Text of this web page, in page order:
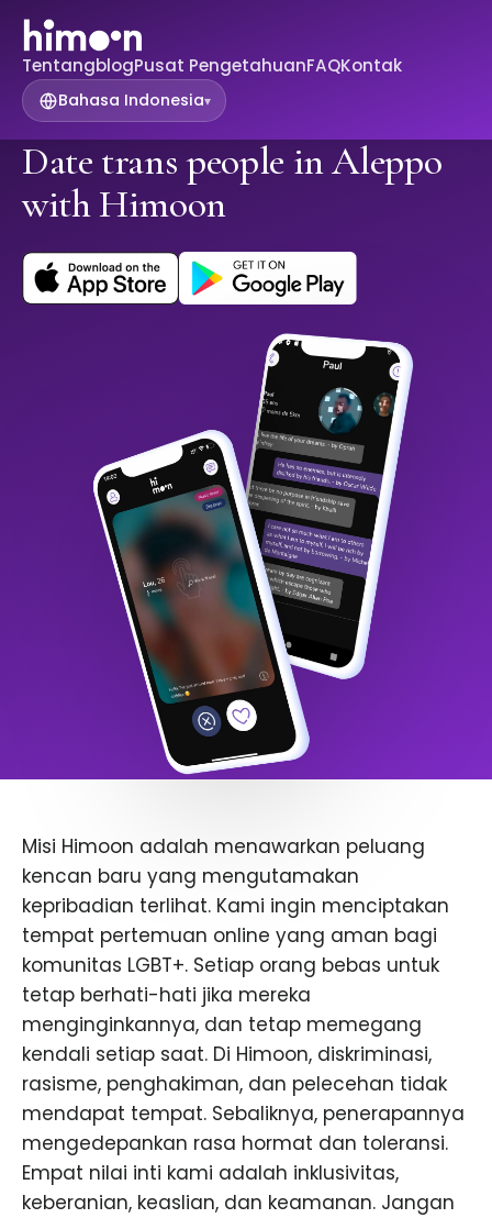
TentangblogPusat PengetahuanFAQKontak
Bahasa Indonesia▾
Date trans people in Aleppo
with Himoon
Misi Himoon adalah menawarkan peluang
kencan baru yang mengutamakan
kepribadian terlihat. Kami ingin menciptakan
tempat pertemuan online yang aman bagi
komunitas LGBT+. Setiap orang bebas untuk
tetap berhati-hati jika mereka
menginginkannya, dan tetap memegang
kendali setiap saat. Di Himoon, diskriminasi,
rasisme, penghakiman, dan pelecehan tidak
mendapat tempat. Sebaliknya, penerapannya
mengedepankan rasa hormat dan toleransi.
Empat nilai inti kami adalah inklusivitas,
keberanian, keaslian, dan keamanan. Jangan